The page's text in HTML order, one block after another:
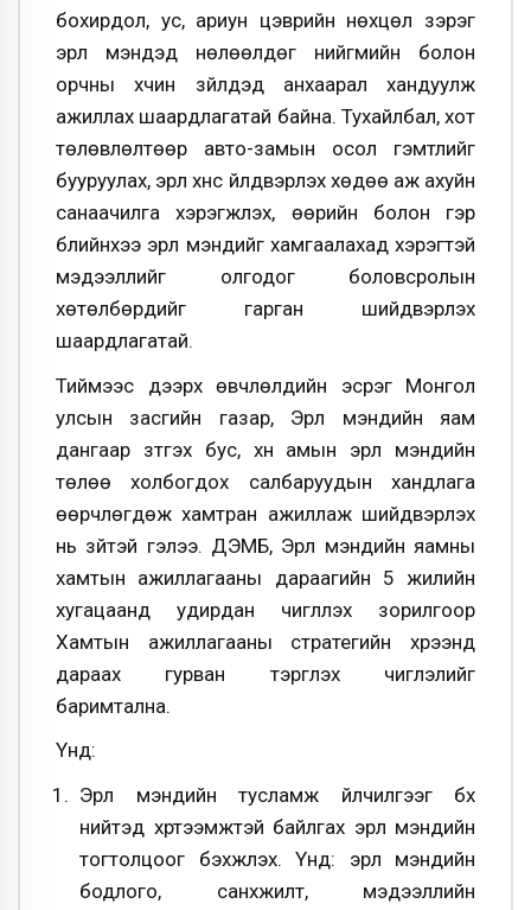
бохирдол, ус, ариун цэврийн нөхцөл зэрэг
эрүүл мэндэд нөлөөлдөг нийгмийн болон
орчны хүчин зүйлүүдэд анхаарал хандуулж
ажиллах шаардлагатай байна. Тухайлбал, хот
төлөвлөлтөөр авто-замын осол гэмтлийг
бууруулах, эрүүл хүнс үйлдвэрлэх хөдөө аж ахуйн
санаачилга хэрэгжүүлэх, өөрийн болон гэр
бүлийнхээ эрүүл мэндийг хамгаалахад хэрэгтэй
мэдээллийг олгодог боловсролын
хөтөлбөрүүдийг гарган шийдвэрлэх
шаардлагатай.
Тиймээс дээрх өвчлөлүүдийн эсрэг Монгол
улсын засгийн газар, Эрүүл мэндийн яам
дангаар зүтгэх бус, хүн амын эрүүл мэндийн
төлөө холбогдох салбаруудын хандлага
өөрчлөгдөж хамтран ажиллаж шийдвэрлэх
нь зүйтэй гэлээ. ДЭМБ, Эрүүл мэндийн яамны
хамтын ажиллагааны дараагийн 5 жилийн
хугацаанд удирдан чиглүүлэх зорилгоор
Хамтын ажиллагааны стратегийн хүрээнд
дараах гурван тэргүүлэх чиглэлийг
баримтална.
Үүнд:
Эрүүл мэндийн тусламж үйлчилгээг бүх
нийтэд хүртээмжтэй байлгах эрүүл мэндийн
тогтолцоог бэхжүүлэх. Үүнд: эрүүл мэндийн
бодлого, санхүүжилт, мэдээллийн